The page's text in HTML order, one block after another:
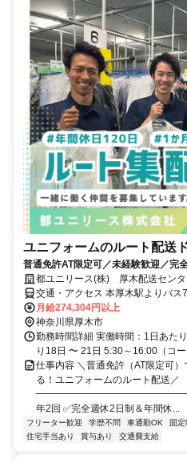
ユニフォームのルート配送
普通免許AT限定可／未経験歓迎／完
都ユニリース(株) 厚木配送センタ
交通・アクセス 本厚木駅よりバス
月給274,304円以上
神奈川県厚木市
勤務時間詳細 実働時間：1日あた
り18日 〜 21日 5:30～16:00（コー
仕事内容 ＼普通免許（AT限定可
る！ユニフォームのルート配送／
━━━━━━━━━━━━━━━━━━
年2回 ✅完全週休2日制＆年間休...
フリーター歓迎 学歴不問 車通勤OK 固定
住宅手当あり
賞与あり 交通費支給